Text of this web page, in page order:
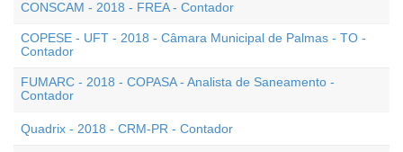
CONSCAM - 2018 - FREA - Contador
COPESE - UFT - 2018 - Câmara Municipal de Palmas - TO -
Contador
FUMARC - 2018 - COPASA - Analista de Saneamento -
Contador
Quadrix - 2018 - CRM-PR - Contador